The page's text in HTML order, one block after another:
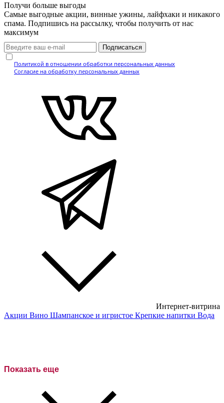
Получи больше выгоды
Самые выгодные акции, винные ужины, лайфхаки и никакого
спама. Подпишись на рассылку, чтобы получить от нас
максимум
Подписаться
Политикой в отношении обработки персональных данных
Согласие на обработку персональных данных
Интернет-витрина
Акции Вино Шампанское и игристое Крепкие напитки Вода
Полусухие вина
Показать еще